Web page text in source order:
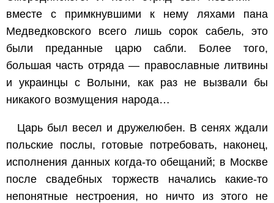
вместе с примкнувшими к нему ляхами пана
Медведковского всего лишь сорок сабель, это
были преданные царю сабли. Более того,
большая часть отряда — православные литвины
и украинцы с Волыни, как раз не вызвали бы
никакого возмущения народа…
Царь был весел и дружелюбен. В сенях ждали
польские послы, готовые потребовать, наконец,
исполнения данных когда-то обещаний; в Москве
после свадебных торжеств начались какие-то
непонятные нестроения, но ничто из этого не